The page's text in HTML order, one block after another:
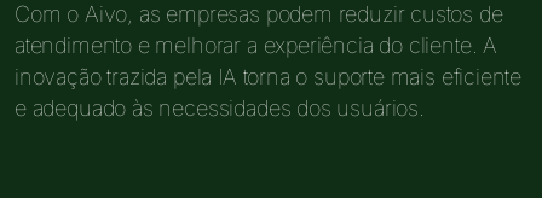
Com o Aivo, as empresas podem reduzir custos de
atendimento e melhorar a experiência do cliente. A
inovação trazida pela IA torna o suporte mais eficiente
e adequado às necessidades dos usuários.